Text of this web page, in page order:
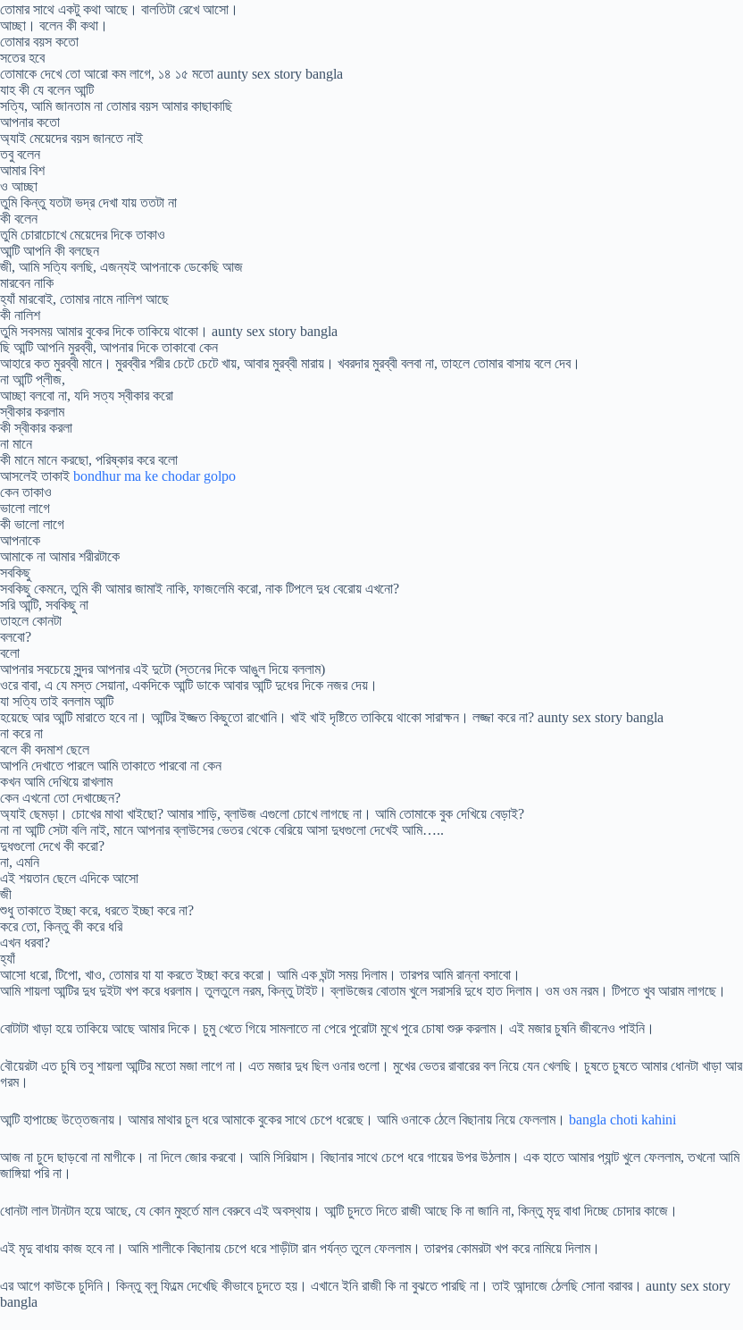
তোমার সাথে একটু কথা আছে। বালতিটা রেখে আসো।
আচ্ছা। বলেন কী কথা।
তোমার বয়স কতো
সতের হবে
তোমাকে দেখে তো আরো কম লাগে, ১৪ ১৫ মতো aunty sex story bangla
যাহ কী যে বলেন আন্টি
সত্যি, আমি জানতাম না তোমার বয়স আমার কাছাকাছি
আপনার কতো
অ্যাই মেয়েদের বয়স জানতে নাই
তবু বলেন
আমার বিশ
ও আচ্ছা
তুমি কিন্তু যতটা ভদ্র দেখা যায় ততটা না
কী বলেন
তুমি চোরাচোখে মেয়েদের দিকে তাকাও
আন্টি আপনি কী বলছেন
জী, আমি সত্যি বলছি, এজন্যই আপনাকে ডেকেছি আজ
মারবেন নাকি
হ্যাঁ মারবোই, তোমার নামে নালিশ আছে
কী নালিশ
তুমি সবসময় আমার বুকের দিকে তাকিয়ে থাকো। aunty sex story bangla
ছি আন্টি আপনি মুরব্বী, আপনার দিকে তাকাবো কেন
আহারে কত মুরব্বী মানে। মুরব্বীর শরীর চেটে চেটে খায়, আবার মুরব্বী মারায়। খবরদার মুরব্বী বলবা না, তাহলে তোমার বাসায় বলে দেব।
না আন্টি প্লীজ,
আচ্ছা বলবো না, যদি সত্য স্বীকার করো
স্বীকার করলাম
কী স্বীকার করলা
না মানে
কী মানে মানে করছো, পরিষ্কার করে বলো
আসলেই তাকাই bondhur ma ke chodar golpo
কেন তাকাও
ভালো লাগে
কী ভালো লাগে
আপনাকে
আমাকে না আমার শরীরটাকে
সবকিছু
সবকিছু কেমনে, তুমি কী আমার জামাই নাকি, ফাজলেমি করো, নাক টিপলে দুধ বেরোয় এখনো?
সরি আন্টি, সবকিছু না
তাহলে কোনটা
বলবো?
বলো
আপনার সবচেয়ে সুন্দর আপনার এই দুটো (স্তনের দিকে আঙুল দিয়ে বললাম)
ওরে বাবা, এ যে মস্ত সেয়ানা, একদিকে আন্টি ডাকে আবার আন্টি দুধের দিকে নজর দেয়।
যা সত্যি তাই বললাম আন্টি
হয়েছে আর আন্টি মারাতে হবে না। আন্টির ইজ্জত কিছুতো রাখোনি। খাই খাই দৃষ্টিতে তাকিয়ে থাকো সারাক্ষন। লজ্জা করে না? aunty sex story bangla
না করে না
বলে কী বদমাশ ছেলে
আপনি দেখাতে পারলে আমি তাকাতে পারবো না কেন
কখন আমি দেখিয়ে রাখলাম
কেন এখনো তো দেখাচ্ছেন?
অ্যাই ছেমড়া। চোখের মাথা খাইছো? আমার শাড়ি, ব্লাউজ এগুলো চোখে লাগছে না। আমি তোমাকে বুক দেখিয়ে বেড়াই?
না না আন্টি সেটা বলি নাই, মানে আপনার ব্লাউসের ভেতর থেকে বেরিয়ে আসা দুধগুলো দেখেই আমি…..
দুধগুলো দেখে কী করো?
না, এমনি
এই শয়তান ছেলে এদিকে আসো
জী
শুধু তাকাতে ইচ্ছা করে, ধরতে ইচ্ছা করে না?
করে তো, কিন্তু কী করে ধরি
এখন ধরবা?
হ্যাঁ
আসো ধরো, টিপো, খাও, তোমার যা যা করতে ইচ্ছা করে করো। আমি এক ঘন্টা সময় দিলাম। তারপর আমি রান্না বসাবো।
আমি শায়লা আন্টির দুধ দুইটা খপ করে ধরলাম। তুলতুলে নরম, কিন্তু টাইট। ব্লাউজের বোতাম খুলে সরাসরি দুধে হাত দিলাম। ওম ওম নরম। টিপতে খুব আরাম লাগছে।
বোটাটা খাড়া হয়ে তাকিয়ে আছে আমার দিকে। চুমু খেতে গিয়ে সামলাতে না পেরে পুরোটা মুখে পুরে চোষা শুরু করলাম। এই মজার চুষনি জীবনেও পাইনি।
বৌয়েরটা এত চুষি তবু শায়লা আন্টির মতো মজা লাগে না। এত মজার দুধ ছিল ওনার গুলো। মুখের ভেতর রাবারের বল নিয়ে যেন খেলছি। চুষতে চুষতে আমার ধোনটা খাড়া আর
গরম।
আন্টি হাপাচ্ছে উত্তেজনায়। আমার মাথার চুল ধরে আমাকে বুকের সাথে চেপে ধরেছে। আমি ওনাকে ঠেলে বিছানায় নিয়ে ফেললাম। bangla choti kahini
আজ না চুদে ছাড়বো না মাগীকে। না দিলে জোর করবো। আমি সিরিয়াস। বিছানার সাথে চেপে ধরে গায়ের উপর উঠলাম। এক হাতে আমার প্যান্ট খুলে ফেললাম, তখনো আমি
জাঙ্গিয়া পরি না।
ধোনটা লাল টানটান হয়ে আছে, যে কোন মুহুর্তে মাল বেরুবে এই অবস্থায়। আন্টি চুদতে দিতে রাজী আছে কি না জানি না, কিন্তু মৃদু বাধা দিচ্ছে চোদার কাজে।
এই মৃদু বাধায় কাজ হবে না। আমি শালীকে বিছানায় চেপে ধরে শাড়ীটা রান পর্যন্ত তুলে ফেললাম। তারপর কোমরটা খপ করে নামিয়ে দিলাম।
এর আগে কাউকে চুদিনি। কিন্তু ব্লু ফিল্মে দেখেছি কীভাবে চুদতে হয়। এখানে ইনি রাজী কি না বুঝতে পারছি না। তাই আন্দাজে ঠেলছি সোনা বরাবর। aunty sex story
bangla